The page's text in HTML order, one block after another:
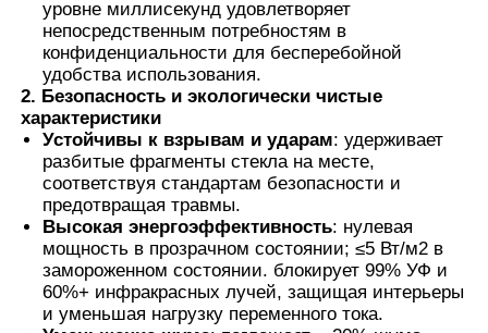
уровне миллисекунд удовлетворяет
непосредственным потребностям в
конфиденциальности для бесперебойной
удобства использования.
2. Безопасность и экологически чистые
характеристики
Устойчивы к взрывам и ударам: удерживает
разбитые фрагменты стекла на месте,
соответствуя стандартам безопасности и
предотвращая травмы.
Высокая энергоэффективность: нулевая
мощность в прозрачном состоянии; ≤5 Вт/м2 в
замороженном состоянии. блокирует 99% УФ и
60%+ инфракрасных лучей, защищая интерьеры
и уменьшая нагрузку переменного тока.